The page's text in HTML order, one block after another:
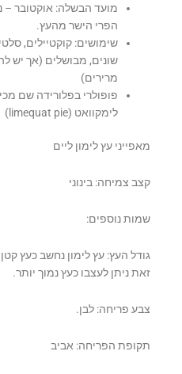
מועד הבשלה: אוקטובר –
הפרי הישר מהעץ.
שימושים: קוקטיילים,
שונים, מבושלים (אך יש
מרירים)
פופולרי בפלורידה שם
לימקוואט (limequat pie)
מאפייני עץ לימון ליים
קצב צמיחה: בינוני
שמות נוספים:
זאת ניתן לעצבו כעץ נמוך יותר.
צבע פריחה: לבן.
תקופת הפריחה: אביב